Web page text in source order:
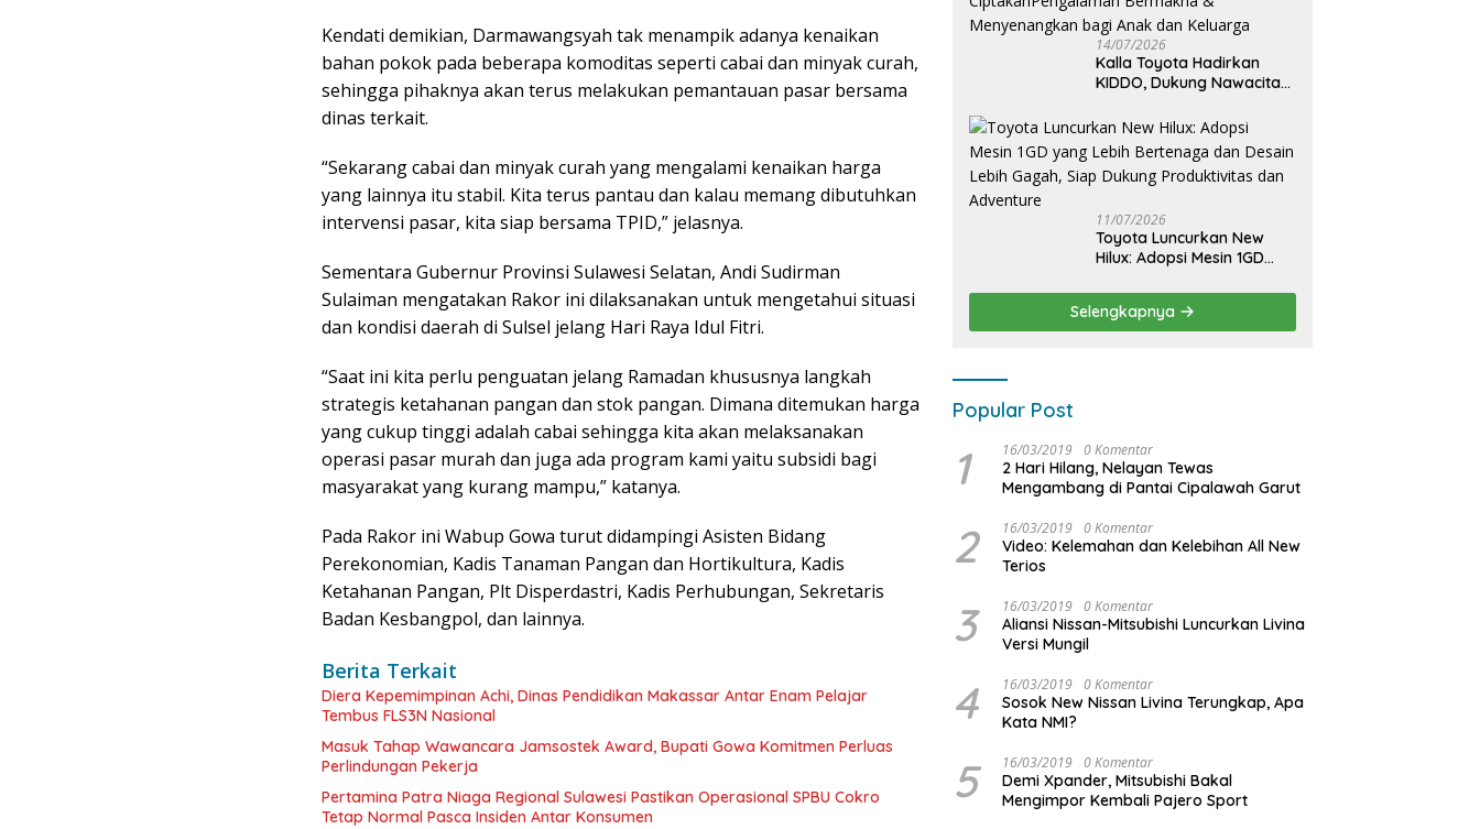
Kendati demikian, Darmawangsyah tak menampik adanya kenaikan
bahan pokok pada beberapa komoditas seperti cabai dan minyak curah,
sehingga pihaknya akan terus melakukan pemantauan pasar bersama
dinas terkait.
“Sekarang cabai dan minyak curah yang mengalami kenaikan harga
yang lainnya itu stabil. Kita terus pantau dan kalau memang dibutuhkan
intervensi pasar, kita siap bersama TPID,” jelasnya.
Sementara Gubernur Provinsi Sulawesi Selatan, Andi Sudirman
Sulaiman mengatakan Rakor ini dilaksanakan untuk mengetahui situasi
dan kondisi daerah di Sulsel jelang Hari Raya Idul Fitri.
“Saat ini kita perlu penguatan jelang Ramadan khususnya langkah
strategis ketahanan pangan dan stok pangan. Dimana ditemukan harga
yang cukup tinggi adalah cabai sehingga kita akan melaksanakan
operasi pasar murah dan juga ada program kami yaitu subsidi bagi
masyarakat yang kurang mampu,” katanya.
Pada Rakor ini Wabup Gowa turut didampingi Asisten Bidang
Perekonomian, Kadis Tanaman Pangan dan Hortikultura, Kadis
Ketahanan Pangan, Plt Disperdastri, Kadis Perhubungan, Sekretaris
Badan Kesbangpol, dan lainnya.
Berita Terkait
Diera Kepemimpinan Achi, Dinas Pendidikan Makassar Antar Enam Pelajar
Tembus FLS3N Nasional
Masuk Tahap Wawancara Jamsostek Award, Bupati Gowa Komitmen Perluas
Perlindungan Pekerja
Pertamina Patra Niaga Regional Sulawesi Pastikan Operasional SPBU Cokro
Tetap Normal Pasca Insiden Antar Konsumen
14/07/2026
Kalla Toyota Hadirkan
KIDDO, Dukung Nawacita
CiptakanPengalaman
Bermakna &
Menyenangkan bagi Anak
dan Keluarga
11/07/2026
Toyota Luncurkan New
Hilux: Adopsi Mesin 1GD
Desain Lebih Gagah, Siap
Dukung Produktivitas dan
Adventure
Selengkapnya
Popular Post
1 16/03/2019 0 Komentar
2 Hari Hilang, Nelayan Tewas
Mengambang di Pantai Cipalawah Garut
2 16/03/2019 0 Komentar
Video: Kelemahan dan Kelebihan All New
Terios
3 16/03/2019 0 Komentar
Aliansi Nissan-Mitsubishi Luncurkan Livina
Versi Mungil
4 16/03/2019 0 Komentar
Sosok New Nissan Livina Terungkap, Apa
Kata NMI?
5 16/03/2019 0 Komentar
Demi Xpander, Mitsubishi Bakal
Mengimpor Kembali Pajero Sport